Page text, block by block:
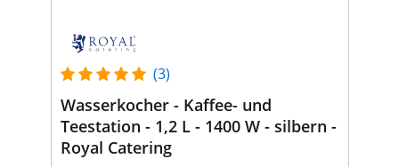
(3)
Wasserkocher - Kaffee- und
Teestation - 1,2 L - 1400 W - silbern -
Royal Catering